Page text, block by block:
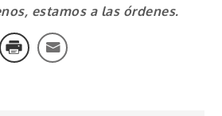
estamos a las órdenes.